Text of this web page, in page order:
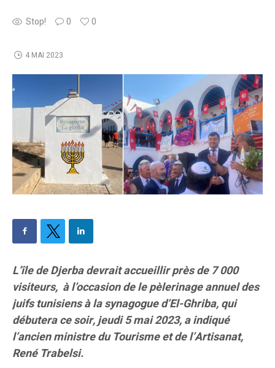
Stop! 0 0
4 MAI 2023
L’île de Djerba devrait accueillir près de 7 000
visiteurs, à l’occasion de le pèlerinage annuel des
juifs tunisiens à la synagogue d’El-Ghriba, qui
débutera ce soir, jeudi 5 mai 2023, a indiqué
l’ancien ministre du Tourisme et de l’Artisanat,
René Trabelsi.